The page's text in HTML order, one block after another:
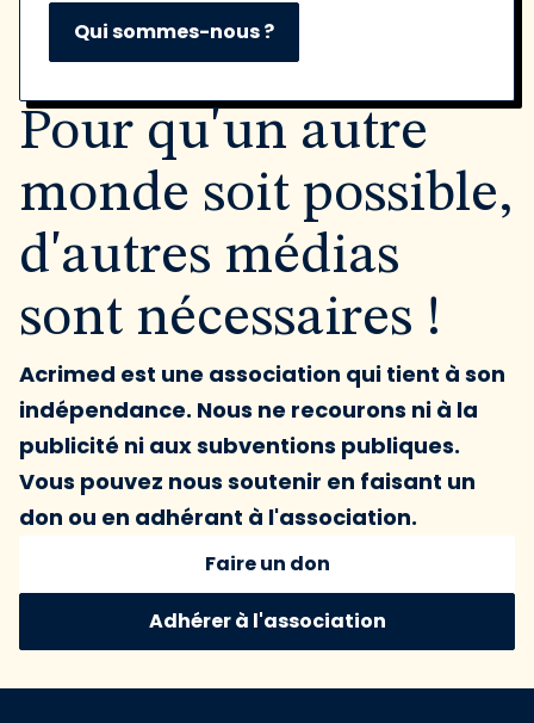
Qui sommes-nous ?
Pour qu'un autre
monde soit possible,
d'autres médias
sont nécessaires !
Acrimed est une association qui tient à son
indépendance. Nous ne recourons ni à la
publicité ni aux subventions publiques.
Vous pouvez nous soutenir en faisant un
don ou en adhérant à l'association.
Faire un don
Adhérer à l'association